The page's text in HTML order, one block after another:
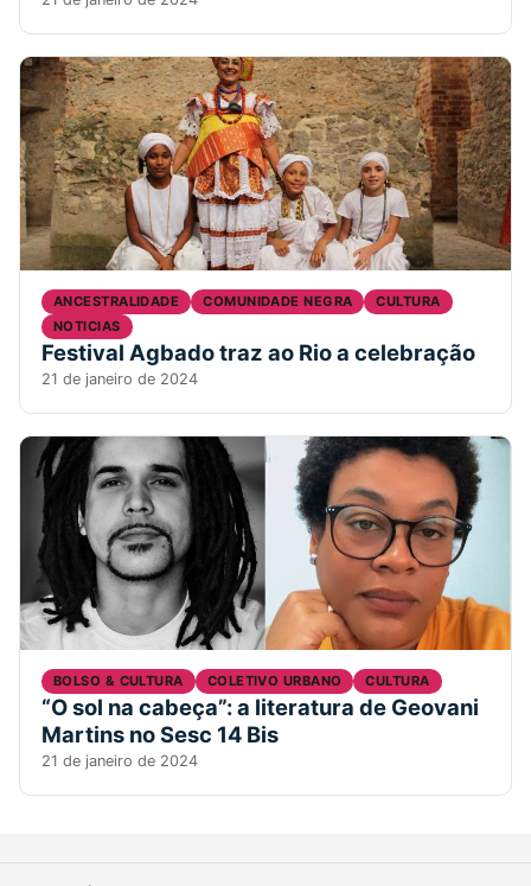
ANCESTRALIDADE COMUNIDADE NEGRA
CULTURA
NOTICIAS
Festival Agbado traz ao Rio a celebração
21 de janeiro de 2024
BOLSO & CULTURA COLETIVO URBANO CULTURA
“O sol na cabeça”: a literatura de Geovani
Martins no Sesc 14 Bis
21 de janeiro de 2024